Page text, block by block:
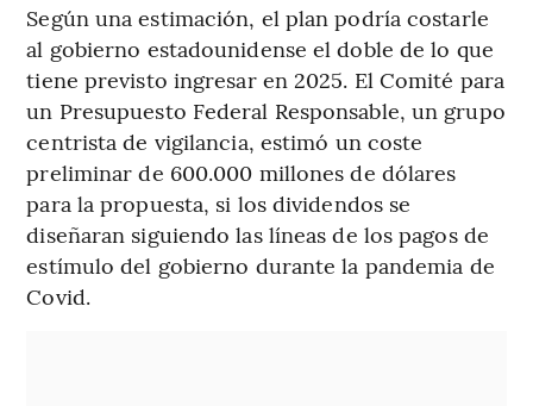
Según una estimación, el plan podría costarle
al gobierno estadounidense el doble de lo que
tiene previsto ingresar en 2025. El Comité para
un Presupuesto Federal Responsable, un grupo
centrista de vigilancia, estimó un coste
preliminar de 600.000 millones de dólares
para la propuesta, si los dividendos se
diseñaran siguiendo las líneas de los pagos de
estímulo del gobierno durante la pandemia de
Covid.